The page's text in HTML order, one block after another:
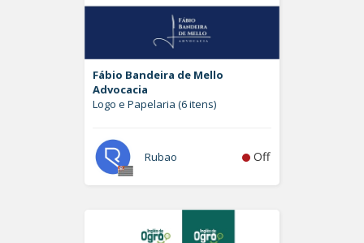
Fábio Bandeira de Mello
Advocacia
Logo e Papelaria (6 itens)
Rubao Off